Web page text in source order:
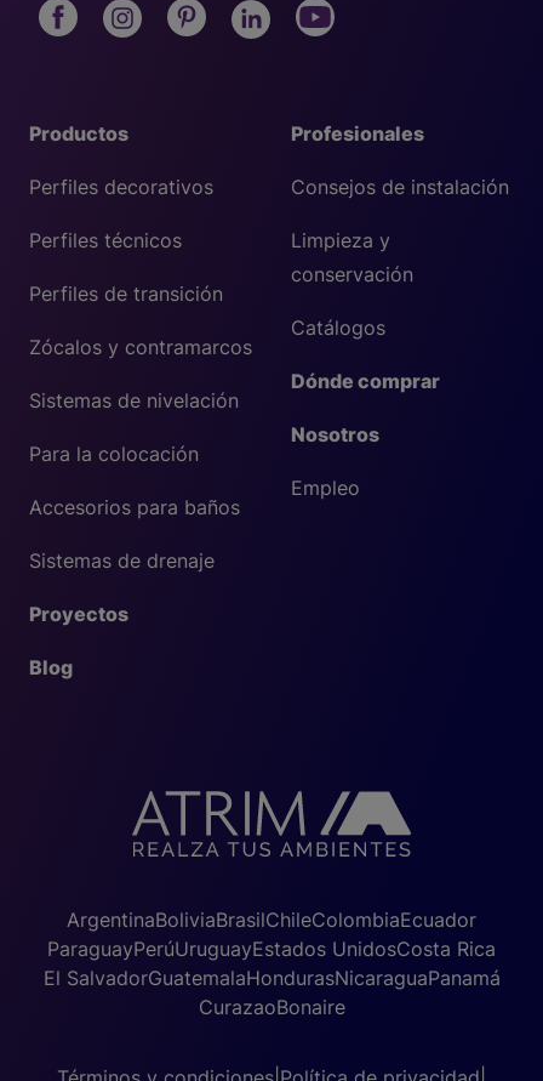
Profesionales
Consejos de instalación
Limpieza y
conservación
Catálogos
Dónde comprar
Nosotros
Empleo
Productos
Perfiles decorativos
Perfiles técnicos
Perfiles de transición
Zócalos y contramarcos
Sistemas de nivelación
Para la colocación
Accesorios para baños
Sistemas de drenaje
Proyectos
Blog
ArgentinaBoliviaBrasilChileColombiaEcuador
ParaguayPerúUruguayEstados UnidosCosta Rica
El SalvadorGuatemalaHondurasNicaraguaPanamá
CurazaoBonaire